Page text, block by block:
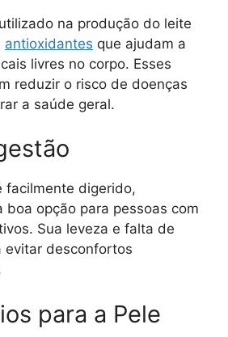
na produção do leite
antioxidantes que ajudam a
livres no corpo. Esses
reduzir o risco de doenças
a saúde geral.
facilmente digerido,
opção para pessoas com
Sua leveza e falta de
evitar desconfortos
para a Pele